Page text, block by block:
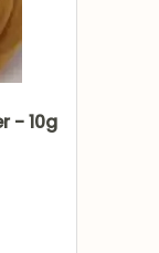
- 10g